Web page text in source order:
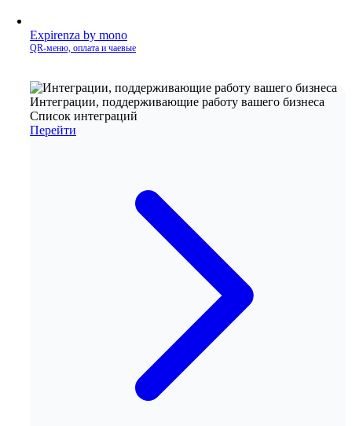
Expirenza by mono
QR‑меню, оплата и чаевые
Интеграции, поддерживающие работу вашего бизнеса
Список интеграций
Перейти